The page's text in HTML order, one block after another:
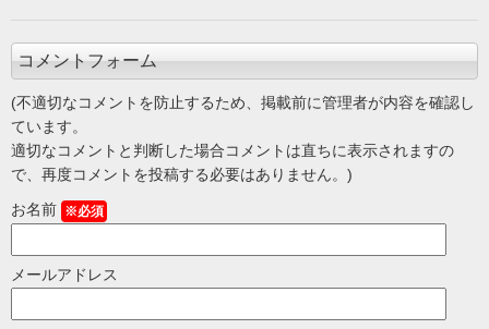
コメントフォーム
(不適切なコメントを防止するため、掲載前に管理者が内容を確認し
ています。
適切なコメントと判断した場合コメントは直ちに表示されますの
で、再度コメントを投稿する必要はありません。)
お名前 ※必須
メールアドレス